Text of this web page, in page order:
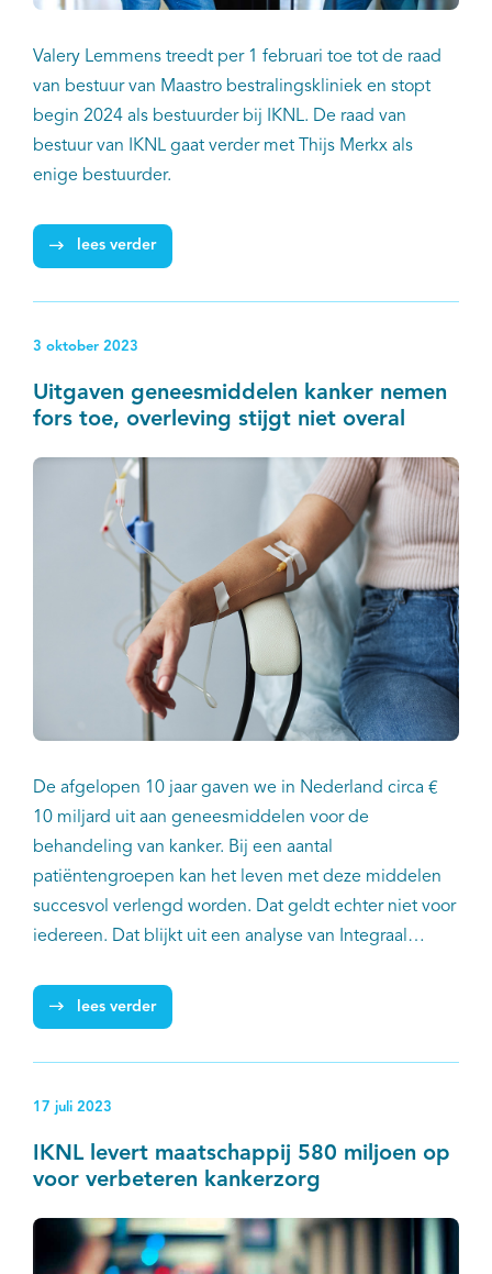
Valery Lemmens treedt per 1 februari toe tot de raad
van bestuur van Maastro bestralingskliniek en stopt
begin 2024 als bestuurder bij IKNL. De raad van
bestuur van IKNL gaat verder met Thijs Merkx als
enige bestuurder.
lees verder
3 oktober 2023
Uitgaven geneesmiddelen kanker nemen
fors toe, overleving stijgt niet overal
De afgelopen 10 jaar gaven we in Nederland circa €
10 miljard uit aan geneesmiddelen voor de
behandeling van kanker. Bij een aantal
patiëntengroepen kan het leven met deze middelen
succesvol verlengd worden. Dat geldt echter niet voor
iedereen. Dat blijkt uit een analyse van Integraal
lees verder
17 juli 2023
IKNL levert maatschappij 580 miljoen op
voor verbeteren kankerzorg